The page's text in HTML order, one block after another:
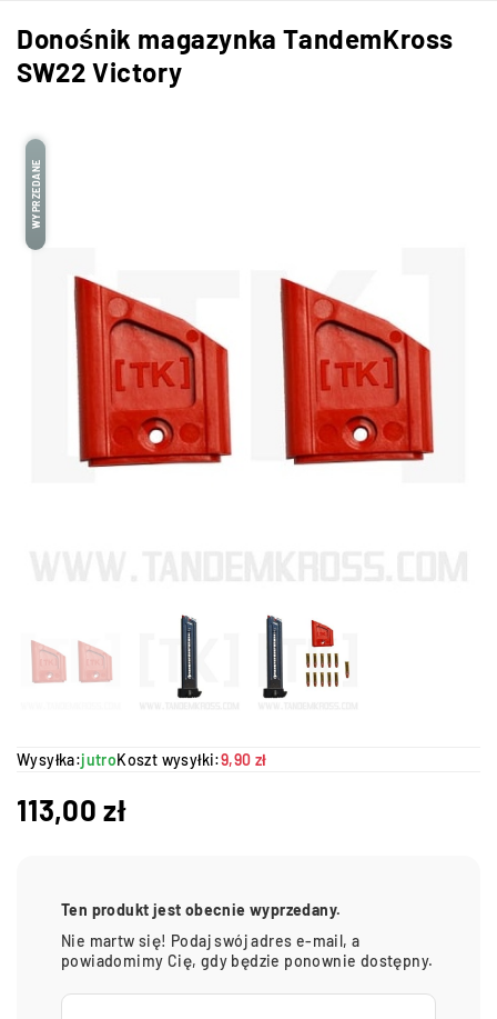
Donośnik magazynka TandemKross
SW22 Victory
WYPRZEDANE
Wysyłka:jutroKoszt wysyłki:9,90 zł
113,00zł
Ten produkt jest obecnie wyprzedany.
Nie martw się! Podaj swój adres e-mail, a
powiadomimy Cię, gdy będzie ponownie dostępny.